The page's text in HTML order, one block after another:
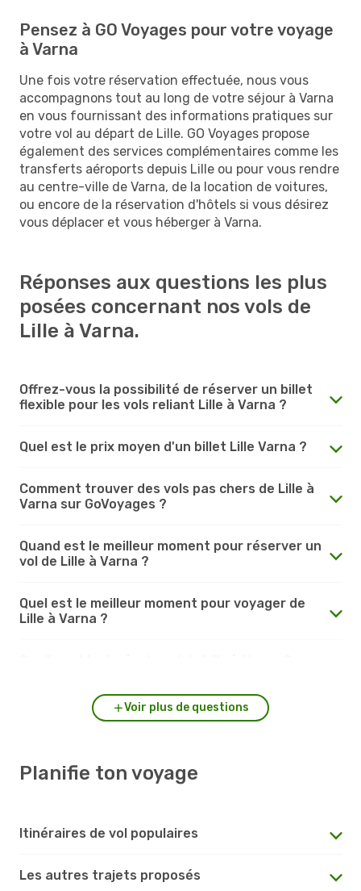
Pensez à GO Voyages pour votre voyage
à Varna
Une fois votre réservation effectuée, nous vous
accompagnons tout au long de votre séjour à Varna
en vous fournissant des informations pratiques sur
votre vol au départ de Lille. GO Voyages propose
également des services complémentaires comme les
transferts aéroports depuis Lille ou pour vous rendre
au centre-ville de Varna, de la location de voitures,
ou encore de la réservation d'hôtels si vous désirez
vous déplacer et vous héberger à Varna.
Réponses aux questions les plus
posées concernant nos vols de
Lille à Varna.
Offrez-vous la possibilité de réserver un billet
flexible pour les vols reliant Lille à Varna ?
Quel est le prix moyen d'un billet Lille Varna ?
Comment trouver des vols pas chers de Lille à
Varna sur GoVoyages ?
Quand est le meilleur moment pour réserver un
vol de Lille à Varna ?
Quel est le meilleur moment pour voyager de
Lille à Varna ?
Voir plus de questions
Planifie ton voyage
Itinéraires de vol populaires
Les autres trajets proposés